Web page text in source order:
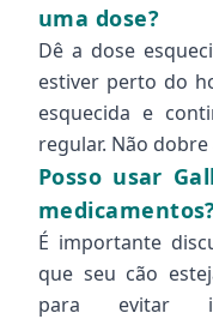
uma dose?
Dê a dose
estiver perto do
esquecida e
regular. Não
Posso usar
medicamentos?
É importante
que seu cão
para evitar